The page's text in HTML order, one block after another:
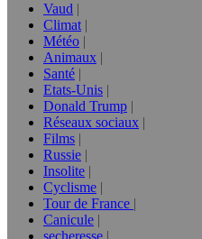
Vaud
Climat
Météo
Animaux
Santé
Etats-Unis
Donald Trump
Réseaux sociaux
Films
Russie
Insolite
Cyclisme
Tour de France
Canicule
secheresse